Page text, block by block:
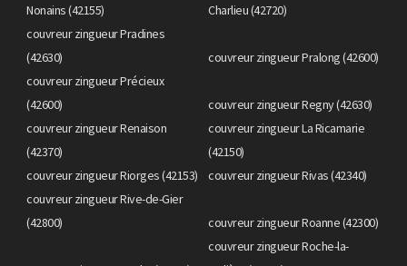
Nonains (42155)
Charlieu (42720)
couvreur zingueur Pradines
(42630)
couvreur zingueur Pralong (42600)
couvreur zingueur Précieux
(42600)
couvreur zingueur Regny (42630)
couvreur zingueur Renaison
(42370)
couvreur zingueur La Ricamarie
(42150)
couvreur zingueur Riorges (42153)
couvreur zingueur Rivas (42340)
couvreur zingueur Rive-de-Gier
(42800)
couvreur zingueur Roanne (42300)
couvreur zingueur Roche-la-